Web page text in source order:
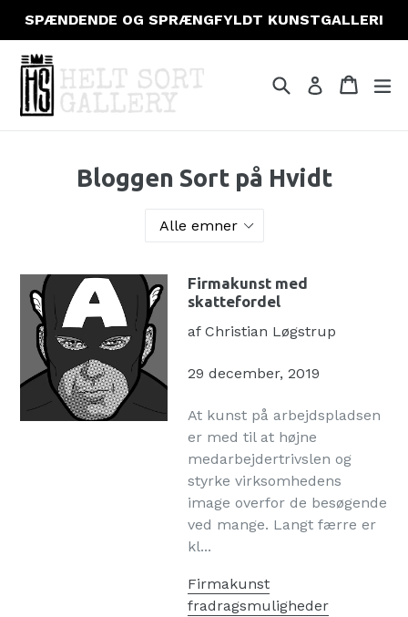
indhold
SPÆNDENDE OG SPRÆNGFYLDT KUNSTGALLERI
Søg Log ind
Bloggen Sort på Hvidt
Firmakunst med
skattefordel
af Christian Løgstrup
29 december, 2019
At kunst på arbejdspladsen
er med til at højne
medarbejdertrivslen og
styrke virksomhedens
image overfor de besøgende
ved mange. Langt færre er
kl...
Firmakunst
fradragsmuligheder